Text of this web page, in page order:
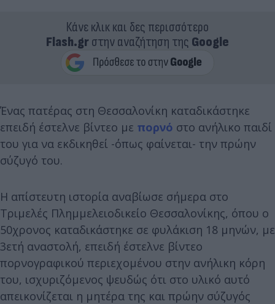
Κάνε κλικ και δες περισσότερο
Flash.grστην αναζήτηση της Google
Ένας πατέρας στη Θεσσαλονίκη καταδικάστηκε
επειδή έστελνε βίντεο με πορνό στο ανήλικο παιδί
του για να εκδικηθεί -όπως φαίνεται- την πρώην
σύζυγό του.
Η απίστευτη ιστορία αναβίωσε σήμερα στο
Τριμελές Πλημμελειοδικείο Θεσσαλονίκης, όπου ο
50χρονος καταδικάστηκε σε φυλάκιση 18 μηνών, με
3ετή αναστολή, επειδή έστελνε βίντεο
πορνογραφικού περιεχομένου στην ανήλικη κόρη
του, ισχυριζόμενος ψευδώς ότι στο υλικό αυτό
απεικονίζεται η μητέρα της και πρώην σύζυγός